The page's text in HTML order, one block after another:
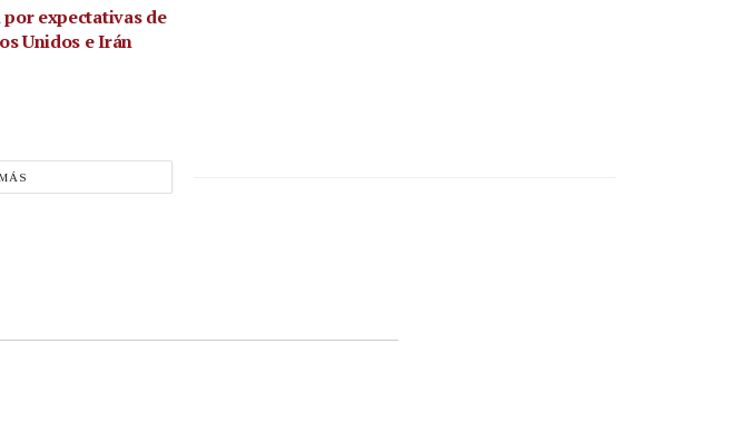
expectativas de
Unidos e Irán